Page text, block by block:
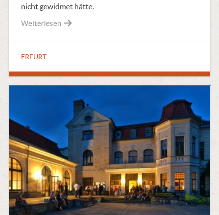
nicht gewidmet hätte.
Weiterlesen
ERFURT